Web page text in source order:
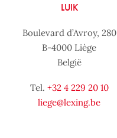
LUIK
Boulevard d’Avroy, 280
B-4000 Liège
België
Tel. +32 4 229 20 10
liege@lexing.be